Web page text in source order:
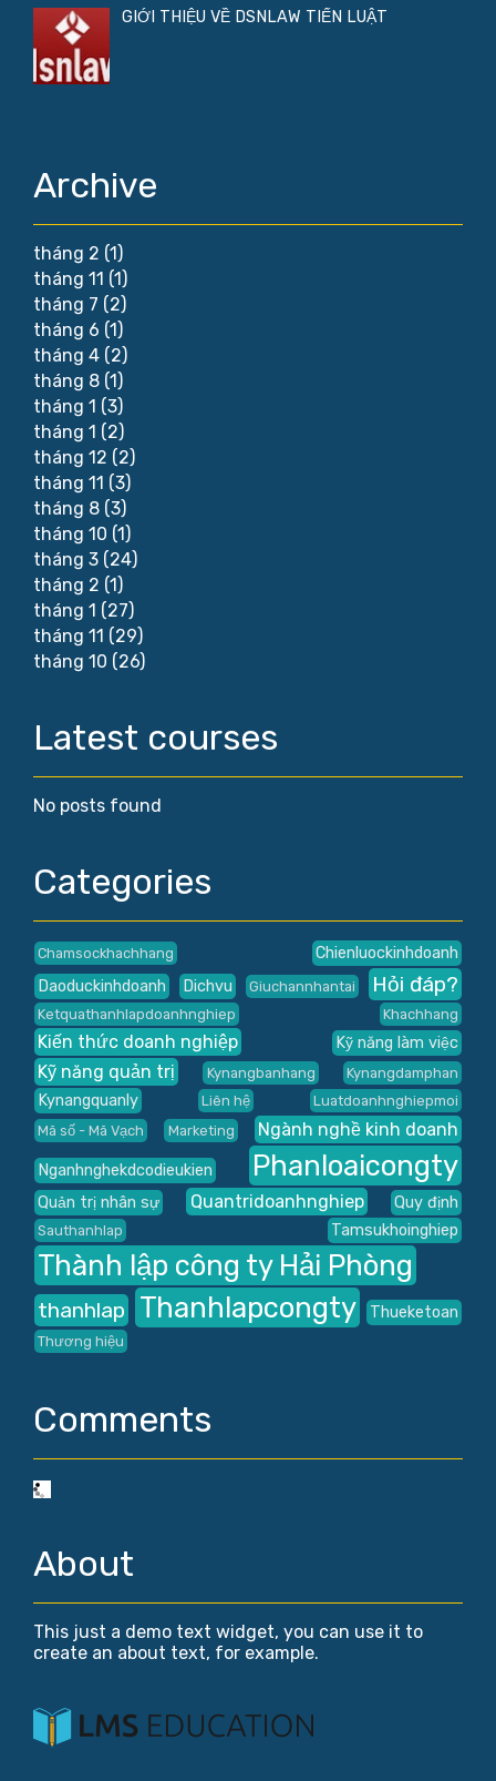
GIỚI THIỆU VỀ DSNLAW TIẾN LUẬT
Archive
tháng 2 (1)
tháng 11 (1)
tháng 7 (2)
tháng 6 (1)
tháng 4 (2)
tháng 8 (1)
tháng 1 (3)
tháng 1 (2)
tháng 12 (2)
tháng 11 (3)
tháng 8 (3)
tháng 10 (1)
tháng 3 (24)
tháng 2 (1)
tháng 1 (27)
tháng 11 (29)
tháng 10 (26)
Latest courses
No posts found
Categories
Chamsockhachhang
Chienluockinhdoanh
Daoduckinhdoanh
Dichvu Giuchannhantai Hỏi đáp?
Ketquathanhlapdoanhnghiep Khachhang
Kiến thức doanh nghiệp Kỹ năng làm việc
Kỹ năng quản trị Kynangbanhang Kynangdamphan
Kynangquanly Liên hệ
Luatdoanhnghiepmoi
Mã số - Mã Vạch
Marketing Ngành nghề kinh doanh
Nganhnghekdcodieukien Phanloaicongty
Quản trị nhân sự Quantridoanhnghiep Quy định
Sauthanhlap Tamsukhoinghiep
Thành lập công ty Hải Phòng
thanhlap Thanhlapcongty Thueketoan
Thương hiệu
Comments
About
This just a demo text widget, you can use it to
create an about text, for example.